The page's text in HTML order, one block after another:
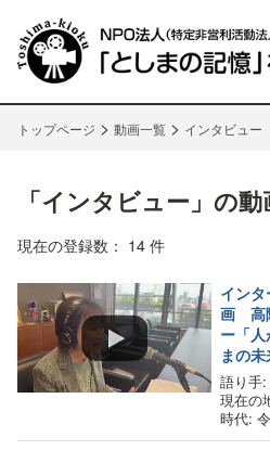
トップページ > 動画一覧 > インタビュー
「インタビュー」の
現在の登録数： 14 件
イン
画 高
ー「
まの
語り手
現在の
時代: